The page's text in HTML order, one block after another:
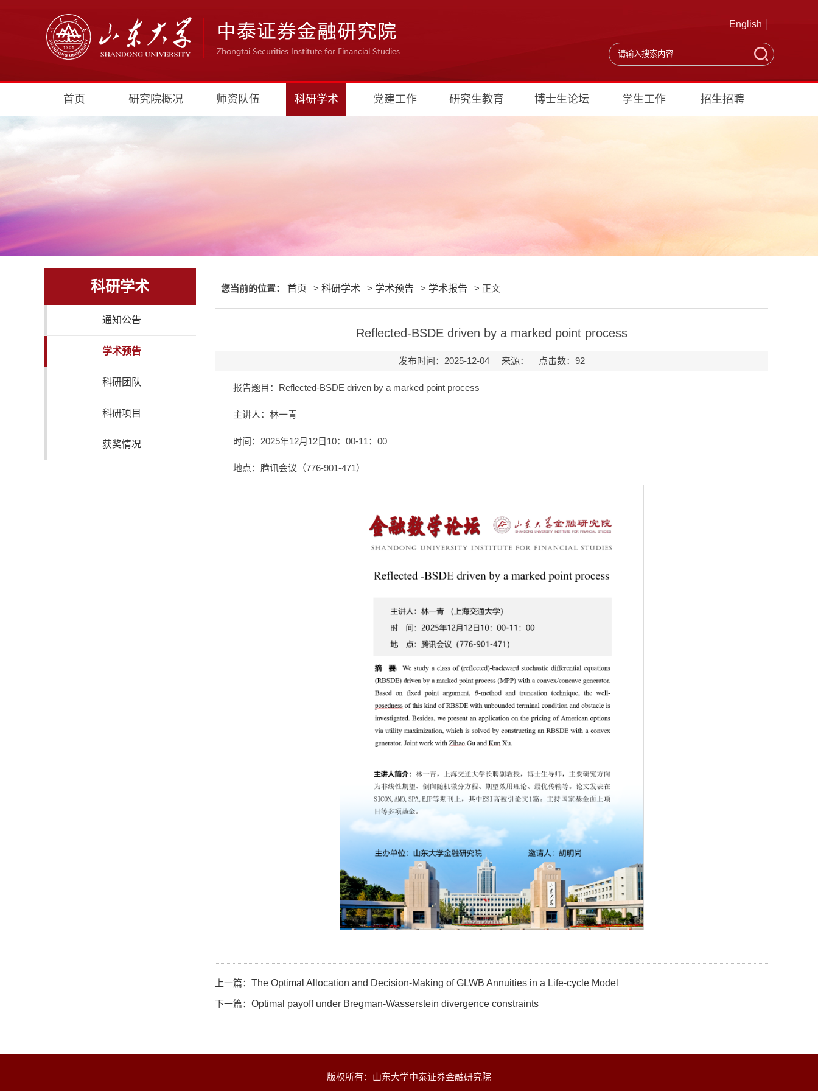
English
首页 研究院概况 师资队伍 科研学术 党建工作 研究生教育 博士生论坛 学生工作 招生招聘
科研学术
通知公告
学术预告
科研团队
科研项目
获奖情况
您当前的位置： 首页 > 科研学术 > 学术预告 > 学术报告 > 正文
Reflected-BSDE driven by a marked point process
发布时间：2025-12-04 来源： 点击数： 92
报告题目：Reflected-BSDE driven by a marked point process
主讲人：林一青
时间：2025年12月12日10：00-11：00
地点：腾讯会议（776-901-471）
上一篇： The Optimal Allocation and Decision-Making of GLWB Annuities in a Life-cycle Model
下一篇： Optimal payoff under Bregman-Wasserstein divergence constraints
版权所有：山东大学中泰证券金融研究院